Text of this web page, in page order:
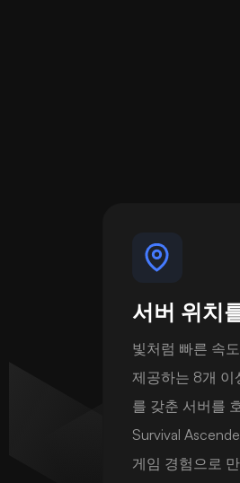
서버 위치
빛처럼 빠른 속
제공하는 8개 이
를 갖춘 서버를
Survival
게임 경험으로